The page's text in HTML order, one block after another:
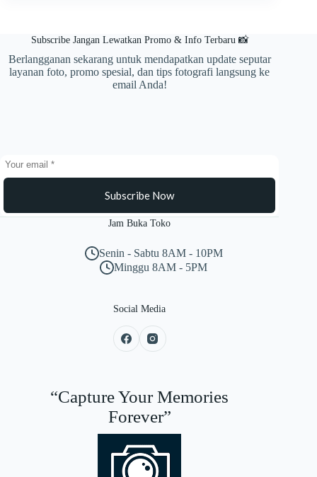
Subscribe Jangan Lewatkan Promo & Info Terbaru 📸
Berlangganan sekarang untuk mendapatkan update seputar
layanan foto, promo spesial, dan tips fotografi langsung ke
email Anda!
Subscribe Now
Jam Buka Toko
Senin - Sabtu 8AM - 10PM
Minggu 8AM - 5PM
Social Media
“Capture Your Memories
Forever”